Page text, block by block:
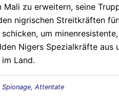
Mali zu erweitern, seine
nigrischen Streitkräften
um
Nigers Spezialkräfte
Land.
Spionage, Attentate